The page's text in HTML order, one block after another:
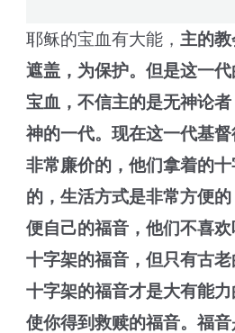
耶稣的宝血有大能， 主的
遮盖，为保护。但是这一
宝血，不信主的是无神论
神的一代。现在这一代基
非常廉价的，他们拿着的
的，生活方式是非常方便
便自己的福音，他们不喜
十字架的福音，但只有古
十字架的福音才是大有能
使你得到救赎的福音。福